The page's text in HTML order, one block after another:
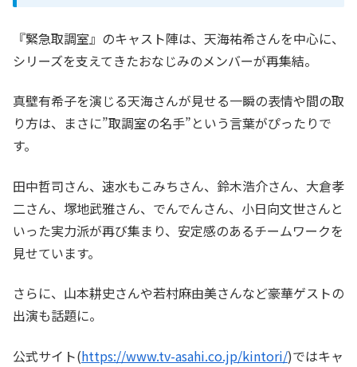
『緊急取調室』のキャスト陣は、天海祐希さんを中心に、
シリーズを支えてきたおなじみのメンバーが再集結。
真壁有希子を演じる天海さんが見せる一瞬の表情や間の取
り方は、まさに”取調室の名手”という言葉がぴったりで
す。
田中哲司さん、速水もこみちさん、鈴木浩介さん、大倉孝
二さん、塚地武雅さん、でんでんさん、小日向文世さんと
いった実力派が再び集まり、安定感のあるチームワークを
見せています。
さらに、山本耕史さんや若村麻由美さんなど豪華ゲストの
出演も話題に。
公式サイト(https://www.tv-asahi.co.jp/kintori/)ではキャ